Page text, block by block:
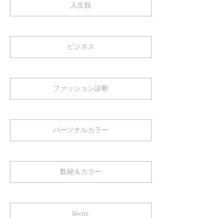
人生観
ビジネス
ファッション診断
パーソナルカラー
数秘＆カラー
liberté